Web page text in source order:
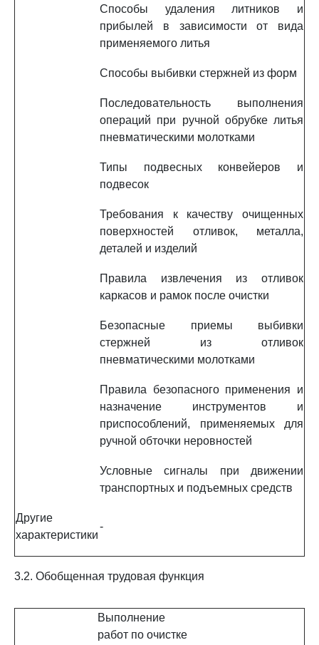
Способы удаления литников и
прибылей в зависимости от вида
применяемого литья
Способы выбивки стержней из форм
Последовательность выполнения
операций при ручной обрубке литья
пневматическими молотками
Типы подвесных конвейеров и
подвесок
Требования к качеству очищенных
поверхностей отливок, металла,
деталей и изделий
Правила извлечения из отливок
каркасов и рамок после очистки
Безопасные приемы выбивки
стержней из отливок
пневматическими молотками
Правила безопасного применения и
назначение инструментов и
приспособлений, применяемых для
ручной обточки неровностей
Условные сигналы при движении
транспортных и подъемных средств
Другие
характеристики
-
3.2. Обобщенная трудовая функция
Выполнение
работ по очистке